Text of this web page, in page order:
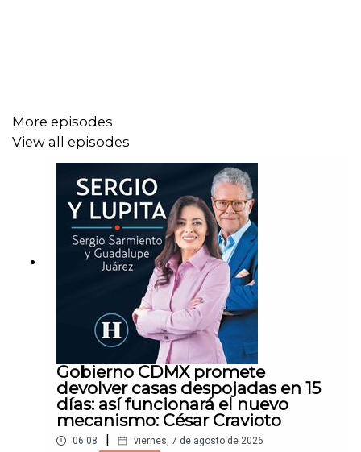
More episodes
View all episodes
Gobierno CDMX promete
devolver casas despojadas en 15
días: así funcionará el nuevo
mecanismo: César Cravioto
06:08 viernes, 7 de agosto de 2026